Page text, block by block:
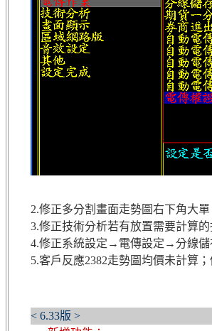
2.修正多分割畫面走勢圖右下角大
3.修正技術分析若有放置需要計算
4.修正系統設定→電傳設定→分線儲
5.客戶反應2382走勢圖均價未計算
< 6.33版 >